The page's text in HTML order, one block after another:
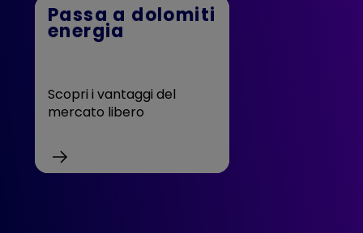
Passa a dolomiti
energia
Scopri i vantaggi del
mercato libero